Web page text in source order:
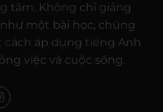
tâm: Không chỉ giảng
một bài học, chúng
áp dụng tiếng Anh
việc và cuộc sống.